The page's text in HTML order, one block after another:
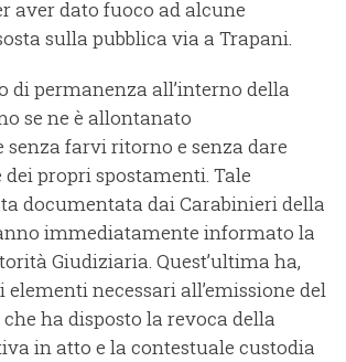
aver dato fuoco ad alcune
sulla pubblica via a Trapani.
di permanenza all’interno della
se ne è allontanato
farvi ritorno e senza dare
propri spostamenti. Tale
documentata dai Carabinieri della
immediatamente informato la
Giudiziaria. Quest’ultima ha,
necessari all’emissione del
ha disposto la revoca della
in atto e la contestuale custodia